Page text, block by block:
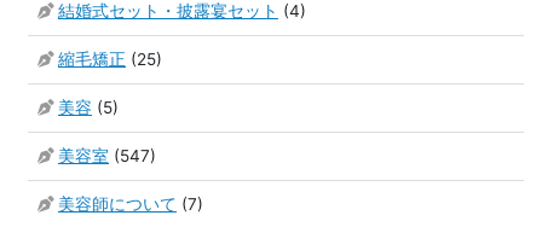
結婚式セット・披露宴セット (4)
縮毛矯正 (25)
美容 (5)
美容室 (547)
美容師について (7)